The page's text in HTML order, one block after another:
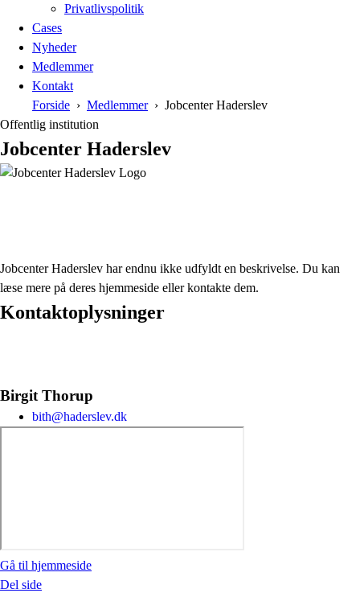
Privatlivspolitik
Cases
Nyheder
Medlemmer
Kontakt
Forside
Medlemmer
Jobcenter Haderslev
Offentlig institution
Jobcenter Haderslev
Jobcenter Haderslev har endnu ikke udfyldt en beskrivelse. Du kan
læse mere på deres hjemmeside eller kontakte dem.
Kontaktoplysninger
Birgit Thorup
bith@haderslev.dk
Gå til hjemmeside
Del side